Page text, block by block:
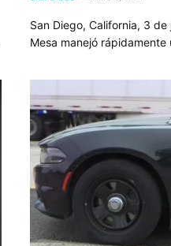
San Diego, California, 3
Mesa manejó